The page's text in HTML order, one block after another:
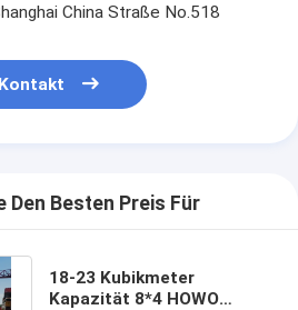
China Straße No.518
Kontakt
Den Besten Preis Für
18-23 Kubikmeter
Kapazität 8*4 HOWO